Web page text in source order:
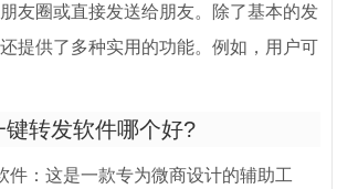
友圈或直接发送给朋友。除了基本的发
提供了多种实用的功能。例如，用户可
转发软件哪个好?
件：这是一款专为微商设计的辅助工